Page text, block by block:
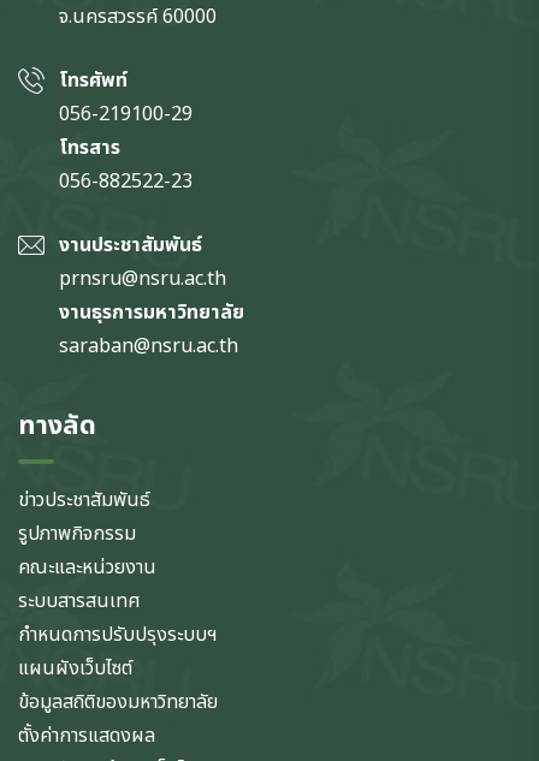
จ.นครสวรรค์60000
โทรศัพท์
056-219100-29
โทรสาร
056-882522-23
งานประชาสัมพันธ์
prnsru@nsru.ac.th
งานธุรการมหาวิทยาลัย
saraban@nsru.ac.th
ทางลัด
ข่าวประชาสัมพันธ์
รูปภาพกิจกรรม
คณะและหน่วยงาน
ระบบสารสนเทศ
กำหนดการปรับปรุงระบบฯ
แผนผังเว็บไซต์
ข้อมูลสถิติของมหาวิทยาลัย
ตั้งค่าการแสดงผล